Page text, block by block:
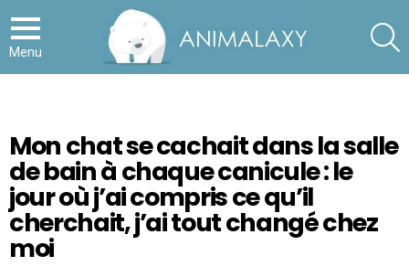
Menu
Mon chat se cachait dans la salle
de bain à chaque canicule : le
jour où j’ai compris ce qu’il
cherchait, j’ai tout changé chez
moi